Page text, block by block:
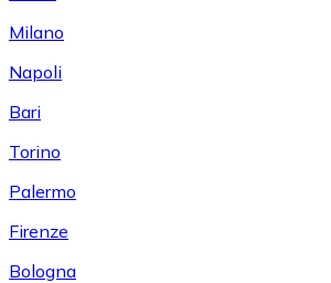
Milano
Napoli
Bari
Torino
Palermo
Firenze
Bologna